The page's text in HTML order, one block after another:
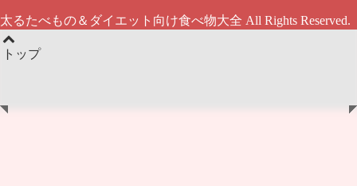
太るたべもの＆ダイエット向け食べ物大全 All Rights Reserved.
トップ